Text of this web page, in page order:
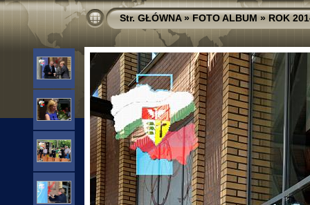
Str. GŁÓWNA»FOTO ALBUM»ROK